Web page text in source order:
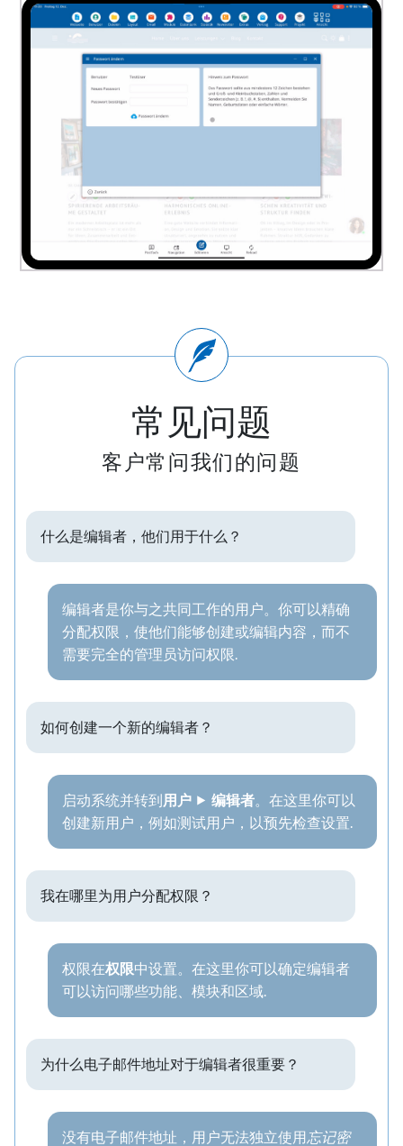
常见问题
客户常问我们的问题
什么是编辑者，他们用于什么？
编辑者是你与之共同工作的用户。你可以精确
分配权限，使他们能够创建或编辑内容，而不
需要完全的管理员访问权限.
如何创建一个新的编辑者？
启动系统并转到用户 ⯈ 编辑者。在这里你可以
创建新用户，例如测试用户，以预先检查设置.
我在哪里为用户分配权限？
权限在权限中设置。在这里你可以确定编辑者
可以访问哪些功能、模块和区域.
为什么电子邮件地址对于编辑者很重要？
没有电子邮件地址，用户无法独立使用忘记密